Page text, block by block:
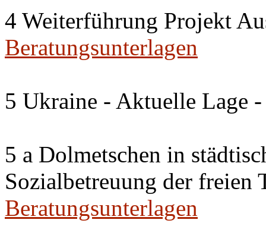
4 Weiterführung Projekt
Beratungsunterlagen
5 Ukraine - Aktuelle Lage
5 a Dolmetschen in
Sozialbetreuung der freien
Beratungsunterlagen